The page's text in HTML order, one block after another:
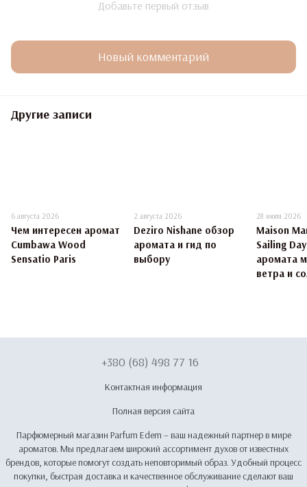
Добавьте первый отзыв
Новый комментарий
Другие записи
6 августа 2026
Чем интересен аромат
Cumbawa Wood
Sensatio Paris
2 августа 2026
Deziro Nishane обзор
аромата и гид по
выбору
28 июля 2026
Maison
Sailing
аромата
ветра и
+380 (68) 498 77 16
Контактная информация
Полная версия сайта
Парфюмерный магазин Parfum Edem – ваш надежный партнер в мире
ароматов. Мы предлагаем широкий ассортимент духов от известных
брендов, которые помогут создать неповторимый образ. Удобный процесс
покупки, быстрая доставка и качественное обслуживание сделают ваш